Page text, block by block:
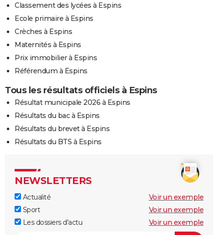
Classement des lycées à Espins
Ecole primaire à Espins
Crèches à Espins
Maternités à Espins
Prix immobilier à Espins
Référendum à Espins
Tous les résultats officiels à Espins
Résultat municipale 2026 à Espins
Résultats du bac à Espins
Résultats du brevet à Espins
Résultats du BTS à Espins
NEWSLETTERS
Actualité
Voir un exemple
Sport
Voir un exemple
Les dossiers d'actu
Voir un exemple